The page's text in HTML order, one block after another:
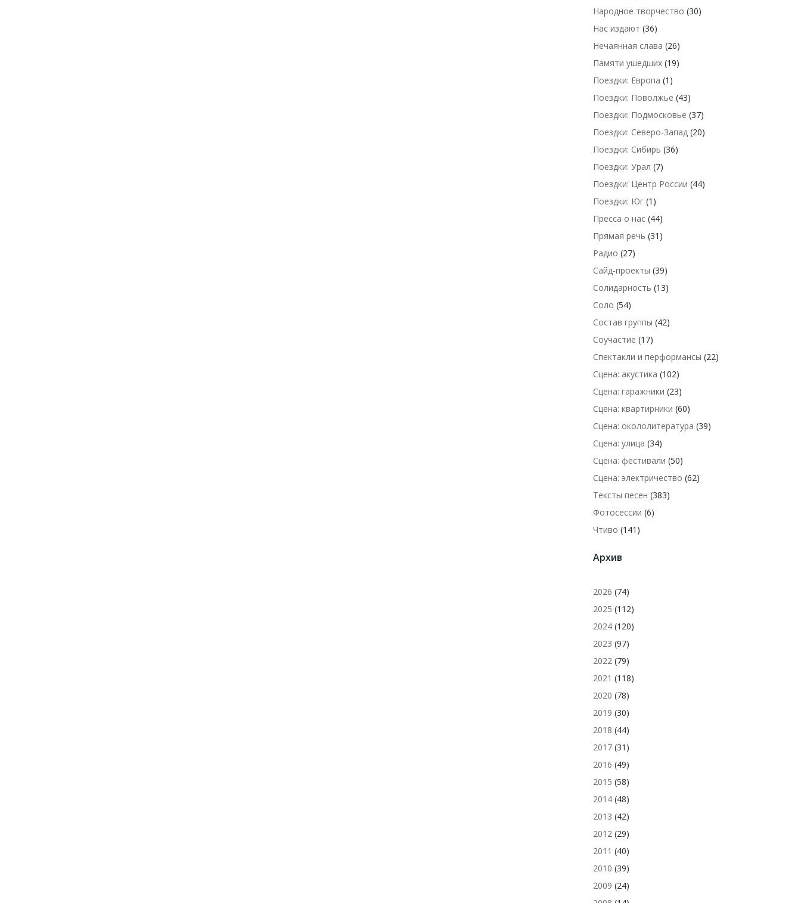
Народное творчество (30)
Нас издают (36)
Нечаянная слава (26)
Памяти ушедших (19)
Поездки: Европа (1)
Поездки: Поволжье (43)
Поездки: Подмосковье (37)
Поездки: Северо-Запад (20)
Поездки: Сибирь (36)
Поездки: Урал (7)
Поездки: Центр России (44)
Поездки: Юг (1)
Пресса о нас (44)
Прямая речь (31)
Радио (27)
Сайд-проекты (39)
Солидарность (13)
Соло (54)
Состав группы (42)
Соучастие (17)
Спектакли и перформансы (22)
Сцена: акустика (102)
Сцена: гаражники (23)
Сцена: квартирники (60)
Сцена: окололитература (39)
Сцена: улица (34)
Сцена: фестивали (50)
Сцена: электричество (62)
Тексты песен (383)
Фотосессии (6)
Чтиво (141)
Архив
2026 (74)
2025 (112)
2024 (120)
2023 (97)
2022 (79)
2021 (118)
2020 (78)
2019 (30)
2018 (44)
2017 (31)
2016 (49)
2015 (58)
2014 (48)
2013 (42)
2012 (29)
2011 (40)
2010 (39)
2009 (24)